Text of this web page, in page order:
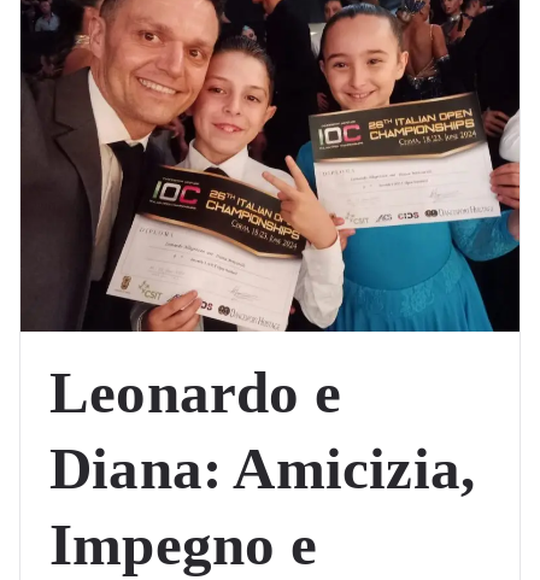
Leonardo e
Diana: Amicizia,
Impegno e